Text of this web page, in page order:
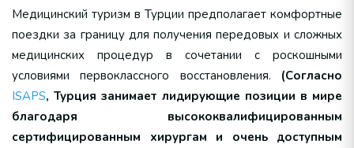
Медицинский туризм в Турции предполагает комфортные
поездки за границу для получения передовых и сложных
медицинских процедур в сочетании с роскошными
условиями первоклассного восстановления. (Согласно
ISAPS, Турция занимает лидирующие позиции в мире
благодаря высококвалифицированным
сертифицированным хирургам и очень доступным